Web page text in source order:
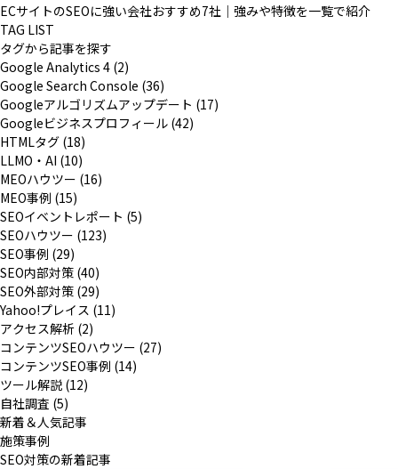
ECサイトのSEOに強い会社おすすめ7社｜強みや特徴を一覧で紹介
TAG LIST
タグから記事を探す
Google Analytics 4 (2)
Google Search Console (36)
Googleアルゴリズムアップデート (17)
Googleビジネスプロフィール (42)
HTMLタグ (18)
LLMO・AI (10)
MEOハウツー (16)
MEO事例 (15)
SEOイベントレポート (5)
SEOハウツー (123)
SEO事例 (29)
SEO内部対策 (40)
SEO外部対策 (29)
Yahoo!プレイス (11)
アクセス解析 (2)
コンテンツSEOハウツー (27)
コンテンツSEO事例 (14)
ツール解説 (12)
自社調査 (5)
新着＆人気記事
施策事例
SEO対策の新着記事